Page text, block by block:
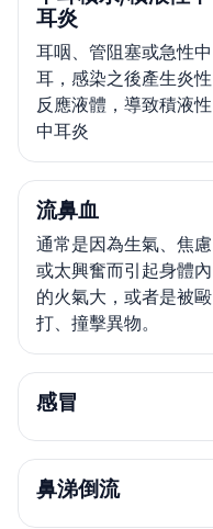
耳炎
耳咽、管阻塞或急性中
耳，感染之後產生炎性
反應液體，導致積液性
中耳炎
流鼻血
通常是因為生氣、焦慮
或太興奮而引起身體內
的火氣大，或者是被毆
打、撞擊異物。
感冒
鼻涕倒流